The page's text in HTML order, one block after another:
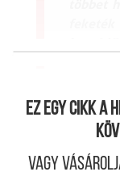
Ez egy cikk a
Vagy